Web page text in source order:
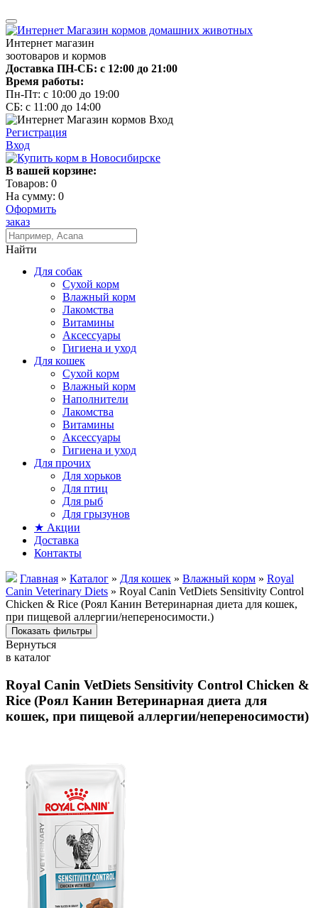
Интернет магазин
зоотоваров и кормов
Доставка ПН-СБ: с 12:00 до 21:00
Время работы:
Пн-Пт: с 10:00 до 19:00
СБ: с 11:00 до 14:00
Регистрация
Вход
В вашей корзине:
Товаров: 0
На сумму: 0
Оформить
заказ
Найти
Для собак
Сухой корм
Влажный корм
Лакомства
Витамины
Аксессуары
Гигиена и уход
Для кошек
Сухой корм
Влажный корм
Наполнители
Лакомства
Витамины
Аксессуары
Гигиена и уход
Для прочих
Для хорьков
Для птиц
Для рыб
Для грызунов
★ Акции
Доставка
Контакты
Главная » Каталог » Для кошек » Влажный корм » Royal
Canin Veterinary Diets » Royal Canin VetDiets Sensitivity Control
Chicken & Rice (Роял Канин Ветеринарная диета для кошек,
при пищевой аллергии/непереносимости.)
Вернуться
в каталог
Royal Canin VetDiets Sensitivity Control Chicken &
Rice (Роял Канин Ветеринарная диета для
кошек, при пищевой аллергии/непереносимости)